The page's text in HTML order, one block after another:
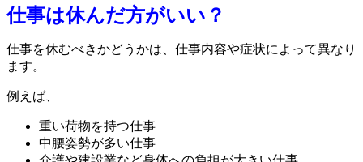
仕事は休んだ方がいい？
仕事を休むべきかどうかは、仕事内容や症状によって異なり
ます。
例えば、
重い荷物を持つ仕事
中腰姿勢が多い仕事